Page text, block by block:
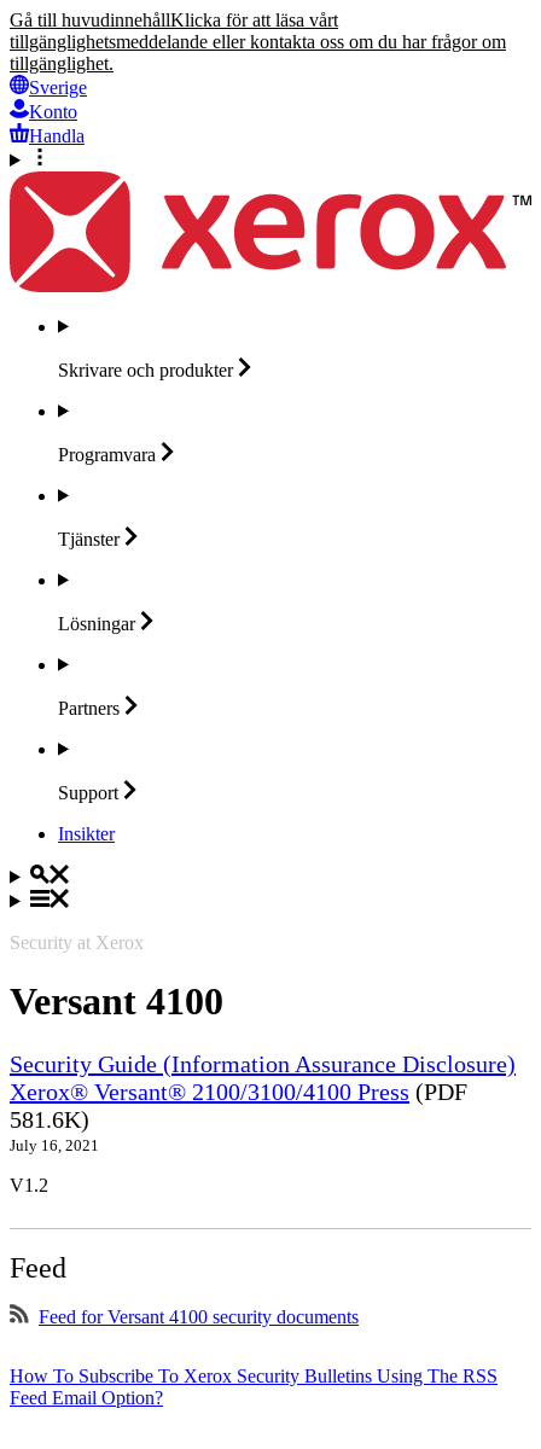
Gå till huvudinnehållKlicka för att läsa vårt
tillgänglighetsmeddelande eller kontakta oss om du har frågor om
tillgänglighet.
Sverige
Konto
Handla
Skrivare och produkter
Programvara
Tjänster
Lösningar
Partners
Support
Insikter
Security at Xerox
Versant 4100
Security Guide (Information Assurance Disclosure)
Xerox® Versant® 2100/3100/4100 Press (PDF
581.6K)
July 16, 2021
V1.2
Feed
Feed for Versant 4100 security documents
How To Subscribe To Xerox Security Bulletins Using The RSS
Feed Email Option?